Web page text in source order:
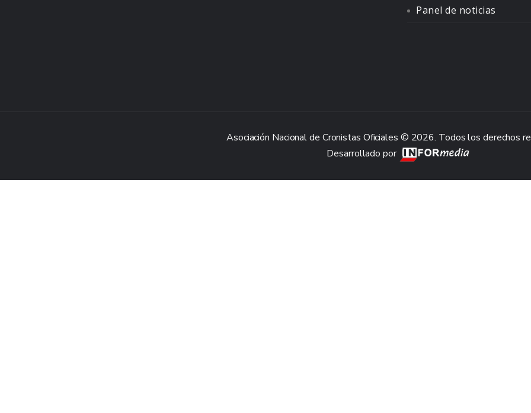
Panel de noticias
Asociación Nacional de Cronistas Oficiales © 2026. Todos los derechos
Desarrollado por